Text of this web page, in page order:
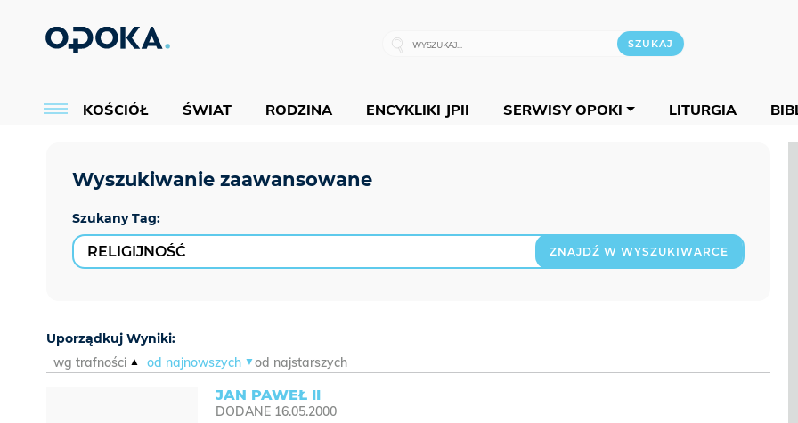
KOŚCIÓŁ ŚWIAT RODZINA ENCYKLIKI JPII SERWISY OPOKI LITURGIA
Szukany Tag:
ZNAJDŹ W WYSZUKIWARCE
Uporządkuj Wyniki:
wg trafności
od najnowszych od najstarszych
JAN PAWEŁ II
DODANE 16.05.2000